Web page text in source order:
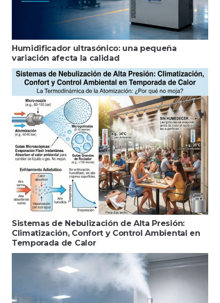
Humidificador ultrasónico: una pequeña
variación afecta la calidad
Sistemas de Nebulización de Alta Presión:
Climatización, Confort y Control Ambiental en
Temporada de Calor